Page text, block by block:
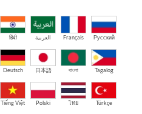
हिंदी العربية Français Русский
Deutsch 日本語 বাংলা Tagalog
Tiếng Việt Polski ไทย Türkçe